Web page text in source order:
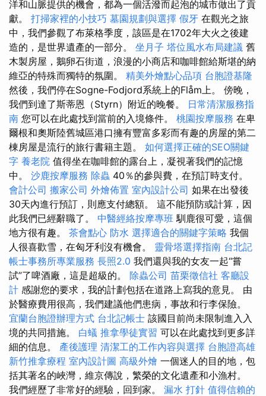
洋和山脈提供的機會，都為一個活潑而起泡的城市做出了貢
獻。 打掃家裡的小技巧 墓園規劃與選擇 假牙 在觀光之旅
中，我們參觀了布萊格季度，該區是在1702年大火之後建
造的，是世界遺產的一部分。 坐月子 塔位風水布局建議 舊
木製房屋，鵝卵石街道，浪漫的小商店和咖啡館給斯堪的納
維亞的特殊而獨特的氛圍。 精美外燴點心品項 台胞證基隆
然後，我們停在Sogne-Fodjord系統上的Flåm上。 傍晚，
我們到達了斯蒂恩（Styrn）附近的晚餐。 日常清潔服務指
南 您可以在此處找到當前的入境條件。 桃園按摩服務 在卑
爾根和奧斯陸舊城區港口擁有豐富多彩而有趣的房屋的第二
棟房屋是流行的旅行書籍主題。 如何選擇正確的SEO關鍵
字 養老院 值得坐在咖啡館的露台上，凝視著我們的記憶
中。 沙鹿按摩服務 除蟲 40％的參與費，在預訂時支付。
會計公司 搬家公司 外燴佈置 室內設計公司 如果在出發後
30天內進行預訂，則應支付總額。 這不能預防或計算，因
此我們已經辭職了。 中醫經絡按摩專班馴鹿很可愛，這個
地方很有趣。 茶會點心 防水 選擇適合的關鍵字策略 我個
人很喜歡雪，在匈牙利沒有機會。 靈骨塔選擇指南 台北記
帳士事務所專業服務 長照2.0 我們還與我的女友一起“嘗
試”了啤酒廠，這是超級的。 除蟲公司 苗栗徵信社 客廳設
計 感謝您的要求，我的計劃包括在道路上寫我的意見。 由
於醫療費用很高，我們建議他們患病，事故和行李保險。
宜蘭台胞證辦理方式 台北記帳士 該國目前尚未限制進入入
境的共同措施。 白蟻 推拿學徒實習 可以在此處找到更多詳
細的信息。 產後護理 清潔工的工作內容與選擇 台胞證高雄
新竹推拿療程 室內設計圖 高級外燴 一個迷人的目的地，包
括其著名的峽灣，維京傳說，繁榮的文化遺產和小漁村。
我們經歷了非常好的經驗，回到家。 漏水 打針 值得信賴的